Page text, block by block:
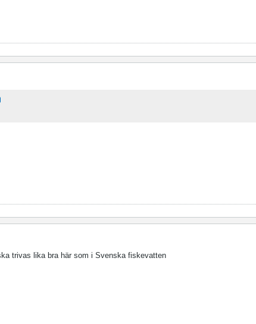
trivas lika bra här som i Svenska fiskevatten